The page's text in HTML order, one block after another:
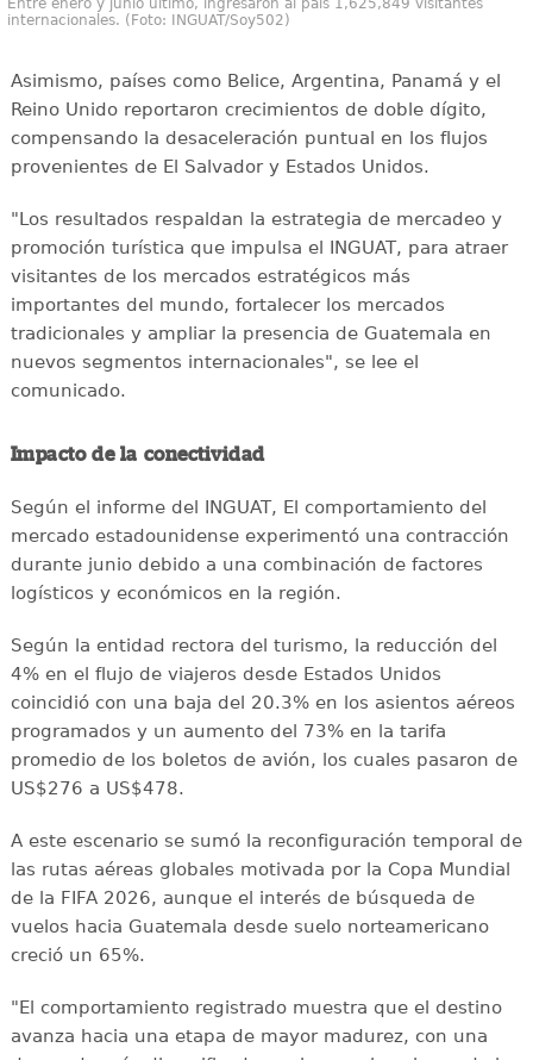
internacionales. (Foto: INGUAT/Soy502)
Asimismo, países como Belice, Argentina, Panamá y el
Reino Unido reportaron crecimientos de doble dígito,
compensando la desaceleración puntual en los flujos
provenientes de El Salvador y Estados Unidos.
"Los resultados respaldan la estrategia de mercadeo y
promoción turística que impulsa el INGUAT, para atraer
visitantes de los mercados estratégicos más
importantes del mundo, fortalecer los mercados
tradicionales y ampliar la presencia de Guatemala en
nuevos segmentos internacionales", se lee el
comunicado.
Impacto de la conectividad
Según el informe del INGUAT, El comportamiento del
mercado estadounidense experimentó una contracción
durante junio debido a una combinación de factores
logísticos y económicos en la región.
Según la entidad rectora del turismo, la reducción del
4% en el flujo de viajeros desde Estados Unidos
coincidió con una baja del 20.3% en los asientos aéreos
programados y un aumento del 73% en la tarifa
promedio de los boletos de avión, los cuales pasaron de
US$276 a US$478.
A este escenario se sumó la reconfiguración temporal de
las rutas aéreas globales motivada por la Copa Mundial
de la FIFA 2026, aunque el interés de búsqueda de
vuelos hacia Guatemala desde suelo norteamericano
creció un 65%.
"El comportamiento registrado muestra que el destino
avanza hacia una etapa de mayor madurez, con una